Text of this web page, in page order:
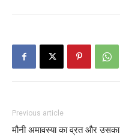
Previous article
मौनी अमावस्या का व्रत और उसका